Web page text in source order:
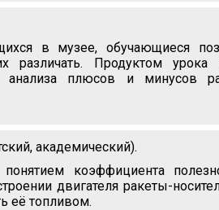
в музее, обучающиеся
различать. Продуктом урока
плюсов и минусов
академический).
коэффициента
двигателя ракеты-
её топливом.